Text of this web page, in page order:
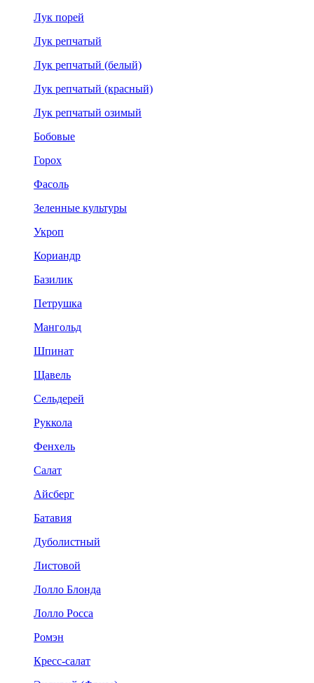
Лук порей
Лук репчатый
Лук репчатый (белый)
Лук репчатый (красный)
Лук репчатый озимый
Бобовые
Горох
Фасоль
Зеленные культуры
Укроп
Кориандр
Базилик
Петрушка
Мангольд
Шпинат
Щавель
Сельдерей
Руккола
Фенхель
Салат
Айсберг
Батавия
Дуболистный
Листовой
Лолло Блонда
Лолло Росса
Ромэн
Кресс-салат